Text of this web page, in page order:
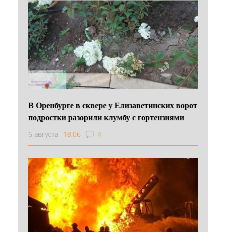
В Оренбурге в сквере у Елизаветинских ворот
подростки разорили клумбу с гортензиями
6 августа 18:06 4